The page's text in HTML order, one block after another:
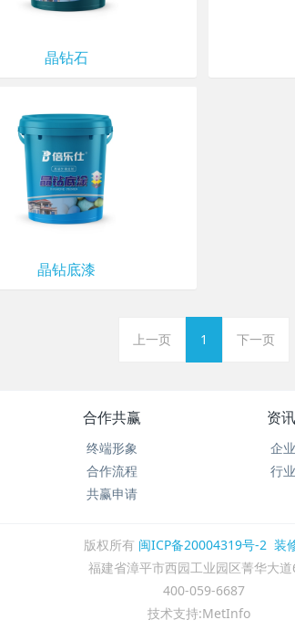
晶钻石
晶钻底漆
上一页 1 下一页
合作共赢
终端形象
合作流程
共赢申请
资
企
行
版权所有 闽ICP备20004319号-2 装
福建省漳平市西园工业园区菁华大
400-059-6687
技术支持:MetInfo